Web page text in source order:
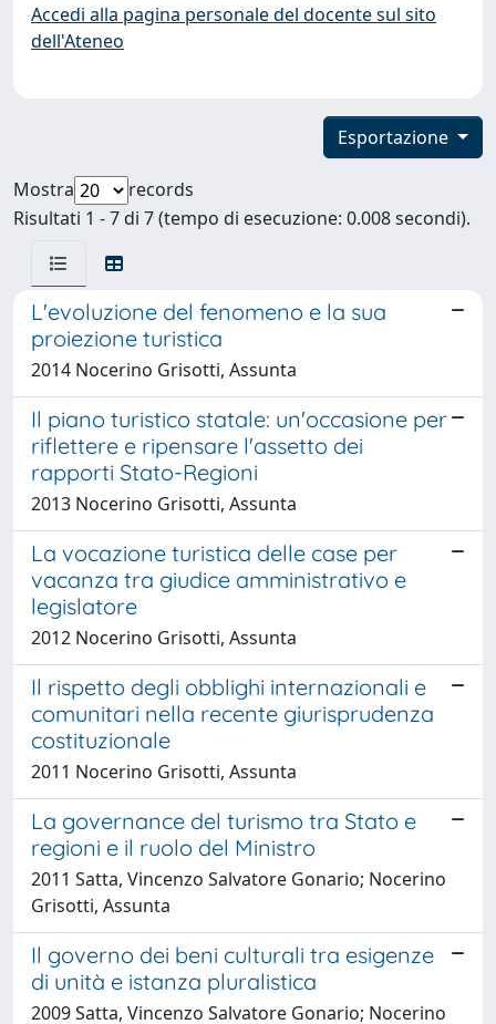
Accedi alla pagina personale del docente sul sito
dell'Ateneo
Esportazione
Mostra
records
Risultati 1 - 7 di 7 (tempo di esecuzione: 0.008 secondi).
L'evoluzione del fenomeno e la sua
proiezione turistica
2014 Nocerino Grisotti, Assunta
Il piano turistico statale: un'occasione per
riflettere e ripensare l'assetto dei
rapporti Stato-Regioni
2013 Nocerino Grisotti, Assunta
La vocazione turistica delle case per
vacanza tra giudice amministrativo e
legislatore
2012 Nocerino Grisotti, Assunta
Il rispetto degli obblighi internazionali e
comunitari nella recente giurisprudenza
costituzionale
2011 Nocerino Grisotti, Assunta
La governance del turismo tra Stato e
regioni e il ruolo del Ministro
2011 Satta, Vincenzo Salvatore Gonario; Nocerino
Grisotti, Assunta
Il governo dei beni culturali tra esigenze
di unità e istanza pluralistica
2009 Satta, Vincenzo Salvatore Gonario; Nocerino